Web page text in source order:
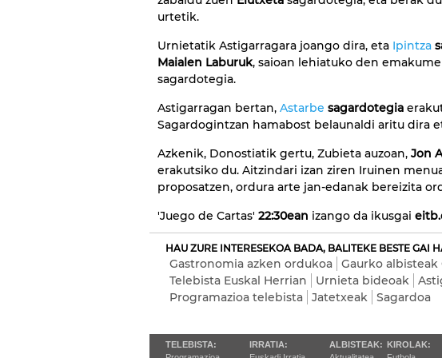
urtetik.
Urnietatik Astigarragara joango dira, eta Ipintza
Maialen Laburuk, saioan lehiatuko den
sagardotegia.
Astigarragan bertan, Astarbe sagardotegia
Sagardogintzan hamabost belaunaldi aritu dira
Azkenik, Donostiatik gertu, Zubieta auzoan, Jon
erakutsiko du. Aitzindari izan ziren Iruinen
proposatzen, ordura arte jan-edanak bereizita
'Juego de Cartas' 22:30ean izango da ikusgai
HAU ZURE INTERESEKOA BADA, BALITEKE BESTE GAI
Gastronomia azken ordukoa
Gaurko albisteak
Telebista Euskal Herrian
Urnieta bideoak
Programazioa telebista
Jatetxeak Sagardoa
TELEBISTA:
IRRATIA:
ALBISTEAK: KIROLAK: